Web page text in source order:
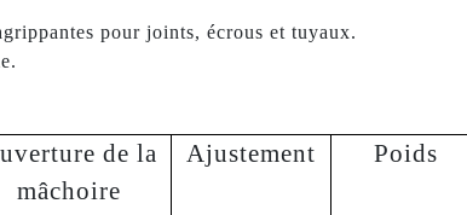
pour joints, écrous et tuyaux.
de la
mâchoire
Ajustement Poids